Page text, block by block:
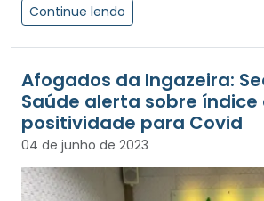
Continue lendo
Afogados da Ingazeira:
Saúde alerta sobre índice
positividade para Covid
04 de junho de 2023